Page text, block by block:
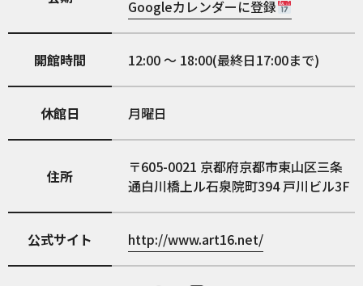
Googleカレンダーに登録
開館時間 12:00 ～ 18:00(最終日17:00まで)
休館日 月曜日
住所 605-0021 京都府京都市東山区三条
通白川橋上ル石泉院町394 戸川ビル3F
公式サイト http://www.art16.net/